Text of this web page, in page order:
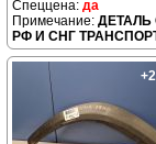
да
ДЕТАЛЬ
РФ И СНГ
+2